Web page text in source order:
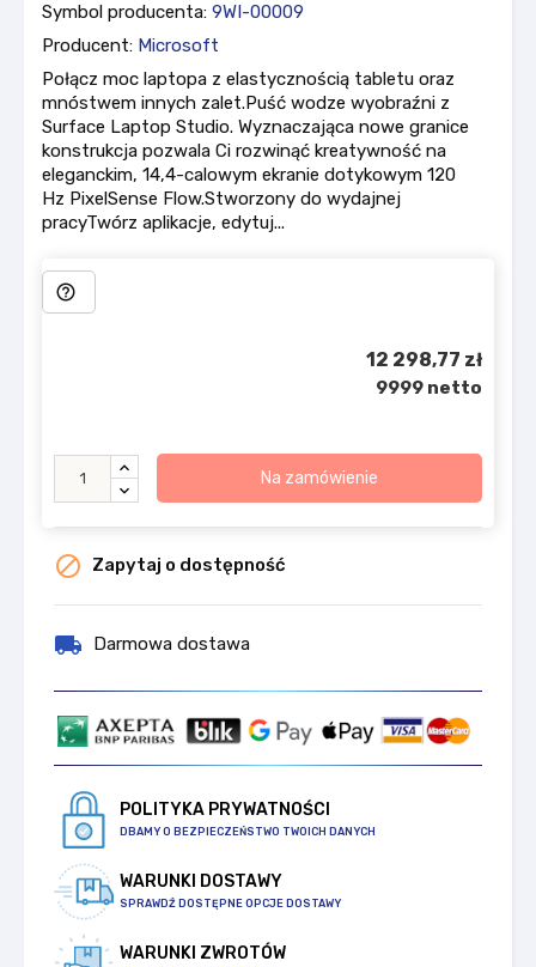
Symbol producenta: 9WI-00009
Producent: Microsoft
Połącz moc laptopa z elastycznością tabletu oraz
mnóstwem innych zalet.Puść wodze wyobraźni z
Surface Laptop Studio. Wyznaczająca nowe granice
konstrukcja pozwala Ci rozwinąć kreatywność na
eleganckim, 14,4-calowym ekranie dotykowym 120
Hz PixelSense Flow.Stworzony do wydajnej
pracyTwórz aplikacje, edytuj...
help_outline
12 298,77 zł
9999 netto
Na zamówienie
 Zapytaj o dostępność
local_shipping Darmowa dostawa
POLITYKA PRYWATNOŚCI
DBAMY O BEZPIECZEŃSTWO TWOICH DANYCH
WARUNKI DOSTAWY
SPRAWDŹ DOSTĘPNE OPCJE DOSTAWY
WARUNKI ZWROTÓW